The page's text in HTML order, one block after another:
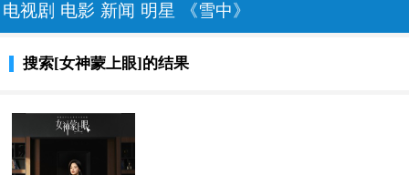
电视剧 电影 新闻 明星 《雪中》
搜索[女神蒙上眼]的结果